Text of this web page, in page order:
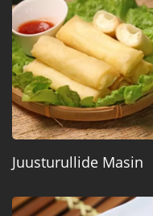
Juusturullide Masin